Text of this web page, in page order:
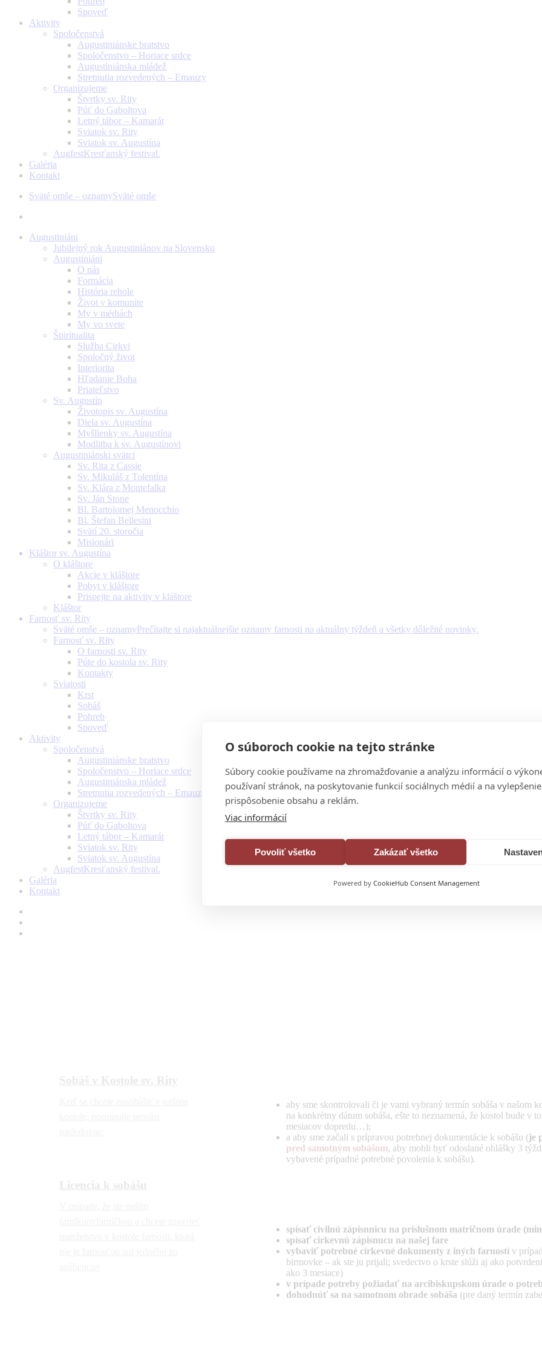
Spoveď
Aktivity
Spoločenstvá
Augustiniánske bratstvo
Spoločenstvo – Horiace srdce
Augustiniánska mládež
Stretnutia rozvedených – Emauzy
Organizujeme
Štvrtky sv. Rity
Púť do Gaboltova
Letný tábor – Kamarát
Sviatok sv. Rity
Sviatok sv. Augustína
AugfestKresťanský festival.
Galéria
Kontakt
Sväté omše – oznamySväté omše
Augustiniáni
Jubilejný rok Augustiniánov na Slovensku
Augustiniáni
O nás
Formácia
História rehole
Život v komunite
My v médiách
My vo svete
Špiritualita
Služba Cirkvi
Spoločný život
Interiorita
Hľadanie Boha
Priateľstvo
Sv. Augustín
Životopis sv. Augustína
Diela sv. Augustína
Myšlienky sv. Augustína
Modlitba k sv. Augustínovi
Augustiniánski svätci
Sv. Rita z Cassie
Sv. Mikuláš z Tolentína
Sv. Klára z Montefalka
Sv. Ján Stone
Bl. Bartolomej Menocchio
Bl. Štefan Bellesini
Svätí 20. storočia
Misionári
Kláštor sv. Augustína
O kláštore
Akcie v kláštore
Pobyt v kláštore
Prispejte na aktivity v kláštore
Kláštor
Farnosť sv. Rity
Sväté omše – oznamyPrečítajte si najaktuálnejšie oznamy farnosti na aktuálny týždeň a všetky dôležité novinky.
Farnosť sv. Rity
O farnosti sv. Rity
Púte do kostola sv. Rity
Kontakty
Sviatosti
Krst
Sobáš
Pohreb
Spoveď
Aktivity
Spoločenstvá
Augustiniánske bratstvo
Spoločenstvo – Horiace srdce
Augustiniánska mládež
Stretnutia rozvedených – Emauzy
Organizujeme
Štvrtky sv. Rity
Púť do Gaboltova
Letný tábor – Kamarát
Sviatok sv. Rity
Sviatok sv. Augustína
AugfestKresťanský festival.
Galéria
Kontakt
aby sme skontrolovali či je vami vybraný termín sobáša v našom
na konkrétny dátum sobáša, ešte to neznamená, že kostol bude
mesiacov dopredu…);
a aby sme začali s prípravou potrebnej dokumentácie k sobášu (je
pred samotným sobášom, aby mohli byť odoslané ohlášky 3
vybavené prípadné potrebné povolenia k sobášu).
spísať civilnú zápisnnicu na príslušnom matričnom úrade
spísať cirkevnú zápisnucu na našej fare
vybaviť potrebné cirkevné dokumenty z iných farnostív
birmovke – ak ste ju prijali; svedectvo o krste slúži aj ako
ako 3 mesiace)
v prípade potreby požiadať na arcibiskupskom úrade o
dohodnúť sa na samotnom obrade sobáša (pre daný termín
O súboroch cookie na tejto stránke
Súbory cookie používame na zhromažďovanie a analýzu informácií o
používaní stránok, na poskytovanie funkcií sociálnych médií a na
prispôsobenie obsahu a reklám.
Viac informácií
Povoliť všetko Zakázať všetko
Powered by CookieHub Consent Management